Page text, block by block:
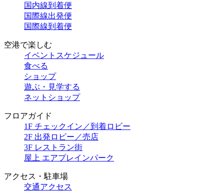
国内線到着便
国際線出発便
国際線到着便
空港で楽しむ
イベントスケジュール
食べる
ショップ
遊ぶ・見学する
ネットショップ
フロアガイド
1F チェックイン／到着ロビー
2F 出発ロビー／売店
3F レストラン街
屋上 エアプレインパーク
アクセス・駐車場
交通アクセス